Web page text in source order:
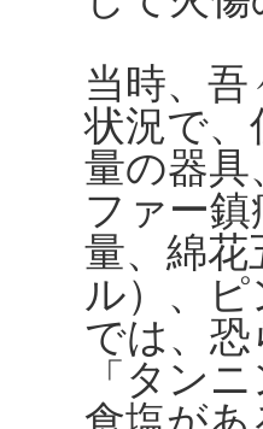
当時、
状況で、
量の器具
ファー
量、綿花
ル）、
では、
「タン